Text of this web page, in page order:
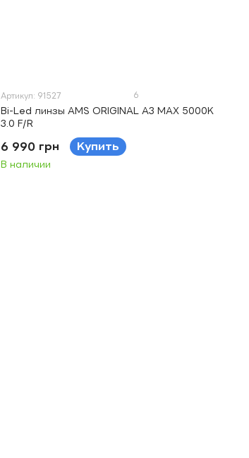
Артикул: 91527 6
Bi-Led линзы AMS ORIGINAL A3 MAX 5000K
3.0 F/R
6 990 грн Купить
В наличии